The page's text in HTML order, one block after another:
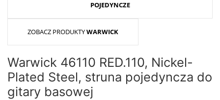
POJEDYNCZE
ZOBACZ PRODUKTYWARWICK
Warwick 46110 RED.110, Nickel-
Plated Steel, struna pojedyncza do
gitary basowej